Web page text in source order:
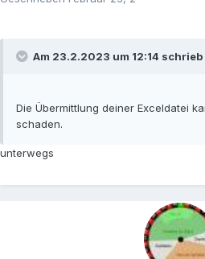
Am 23.2.2023 um 12:14 schrieb
Die Übermittlung deiner Exceldatei
schaden.
unterwegs